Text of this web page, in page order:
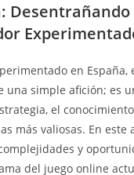
Desentrañando
en España,
una simple afición; es
el
más valiosas. En este
y
del juego online